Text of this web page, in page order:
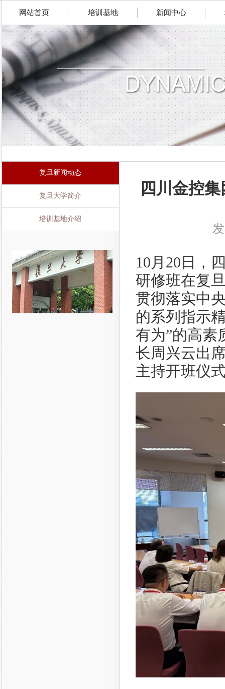
网站首页 培训基地 新闻中心
复旦新闻动态
复旦大学简介
培训基地介绍
四川金控
10月20日，
研修班在复
贯彻落实中
的系列指示
有为”的高素
长周兴云出
主持开班仪